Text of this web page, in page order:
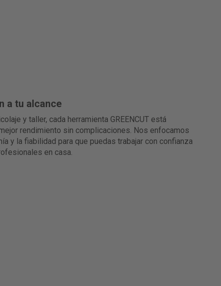
a tu alcance
y taller, cada herramienta GREENCUT está
rendimiento sin complicaciones. Nos enfocamos
y la fiabilidad para que puedas trabajar con confianza
en casa.